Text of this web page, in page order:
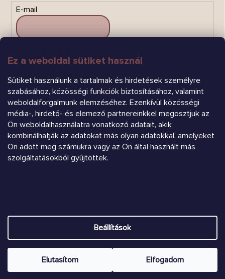
Ez a weboldal sütiket használ
Sütiket használunk a tartalmak és hirdetések személyre
szabásához, közösségi funkciók biztosításához, valamint
weboldalforgalmunk elemzéséhez. Ezenkívül közösségi
média-, hirdető- és elemező partnereinkkel megosztjuk az
Ön weboldalhasználatra vonatkozó adatait, akik
kombinálhatják az adatokat más olyan adatokkal, amelyeket
Ön adott meg számukra vagy az Ön által használt más
szolgáltatásokból gyűjtöttek.
Beállítások
Elutasítom Elfogadom
E-mail
FELIRATKOZÁS
Árukereső.hu
Shoptet készítette
Copyright 2026Chrústiček.eu. Minden jog fenntartva.Süti
beállítások szerkesztése